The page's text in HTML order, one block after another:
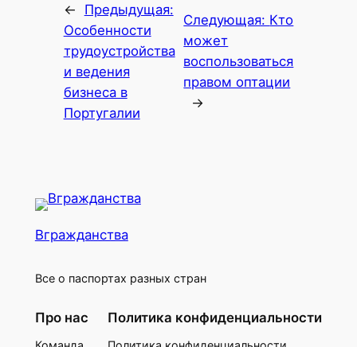
←
Предыдущая:
Особенности
трудоустройства
и ведения
бизнеса в
Португалии
Следующая: Кто
может
воспользоваться
правом оптации
→
Вгражданства
Все о паспортах разных стран
Про нас Политика конфиденциальности